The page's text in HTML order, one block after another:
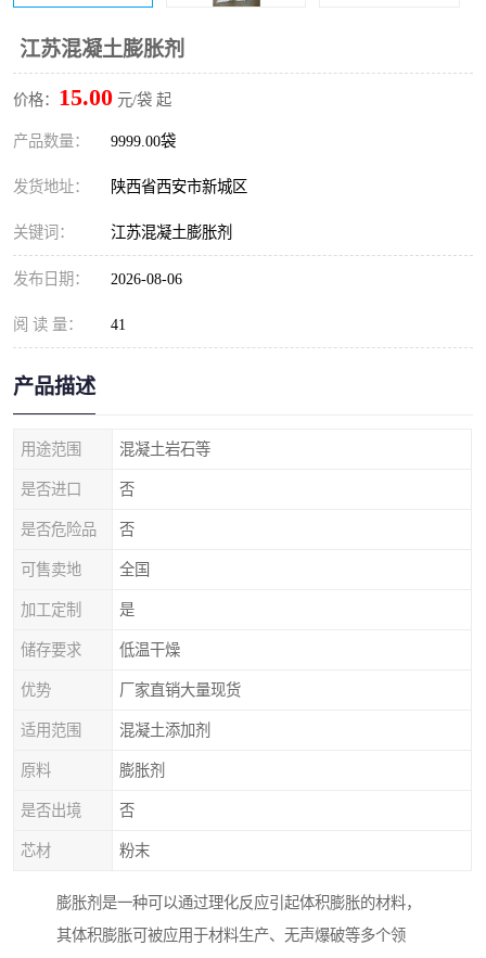
江苏混凝土膨胀剂
价格： 15.00 元/袋 起
产品数量： 9999.00袋
发货地址： 陕西省西安市新城区
关键词： 江苏混凝土膨胀剂
发布日期： 2026-08-06
阅 读 量： 41
产品描述
用途范围 混凝土岩石等
是否进口 否
是否危险品 否
可售卖地 全国
加工定制 是
储存要求 低温干燥
优势 厂家直销大量现货
适用范围 混凝土添加剂
原料 膨胀剂
是否出境 否
芯材 粉末
膨胀剂是一种可以通过理化反应引起体积膨胀的材料，
其体积膨胀可被应用于材料生产、无声爆破等多个领
融雪剂